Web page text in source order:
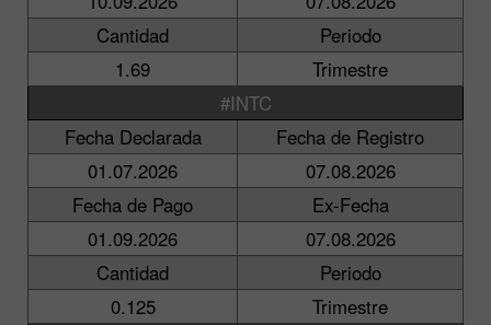
Cantidad
Periodo
1.69
Trimestre
#INTC
Fecha Declarada
Fecha de Registro
01.07.2026
07.08.2026
Fecha de Pago
Ex-Fecha
01.09.2026
07.08.2026
Cantidad
Periodo
0.125
Trimestre